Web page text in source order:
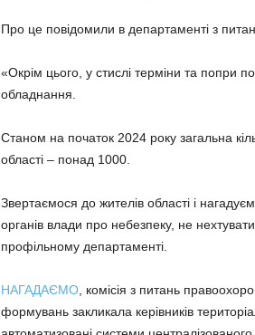
Про це повідомили в департаменті з
«Окрім цього, у стислі терміни та попри
обладнання.
Станом на початок 2024 року загальна
області – понад 1000.
Звертаємося до жителів області і
органів влади про небезпеку, не
профільному департаменті.
НАГАДАЄМО, комісія з питань
формувань закликала керівників